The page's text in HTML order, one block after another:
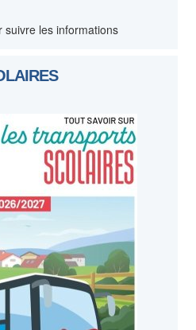
les informations